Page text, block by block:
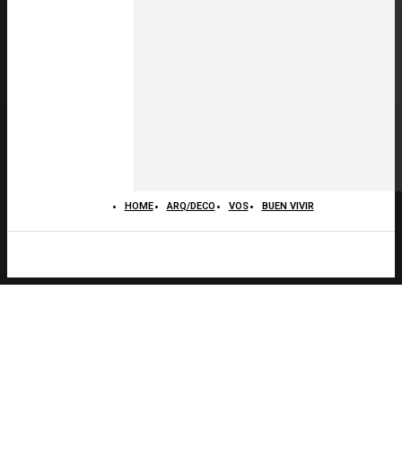
HOME ARQ/DECO VOS BUEN VIVIR